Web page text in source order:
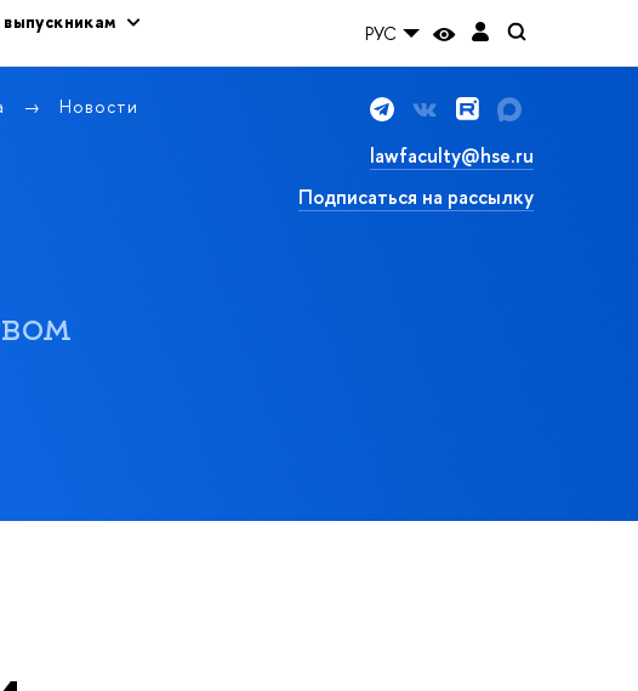
РУС
Новости
lawfaculty@hse.ru
Подписаться на рассылку